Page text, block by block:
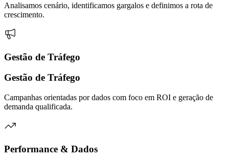
Analisamos cenário, identificamos gargalos e definimos a rota de
crescimento.
Gestão de Tráfego
Gestão de Tráfego
Campanhas orientadas por dados com foco em ROI e geração de
demanda qualificada.
Performance & Dados